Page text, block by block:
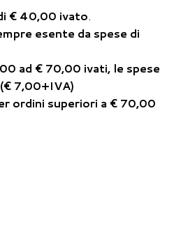
€ 40,00 ivato.
esente da spese di
ad € 70,00 ivati, le spese
7,00+IVA)
ordini superiori a € 70,00